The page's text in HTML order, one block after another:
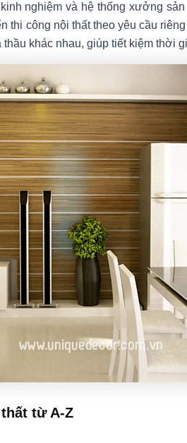
nghiệm và hệ thống xưởng
thi công nội thất theo yêu cầu
khác nhau, giúp tiết kiệm thời
từ A-Z